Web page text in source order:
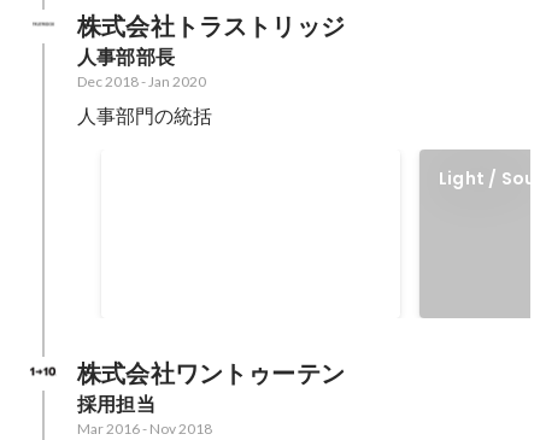
株式会社トラストリッジ
人事部部長
Dec 2018-Jan 2020
人事部門の統括
Light /
株式会社ワントゥーテン
採用担当
Mar 2016- Nov 2018